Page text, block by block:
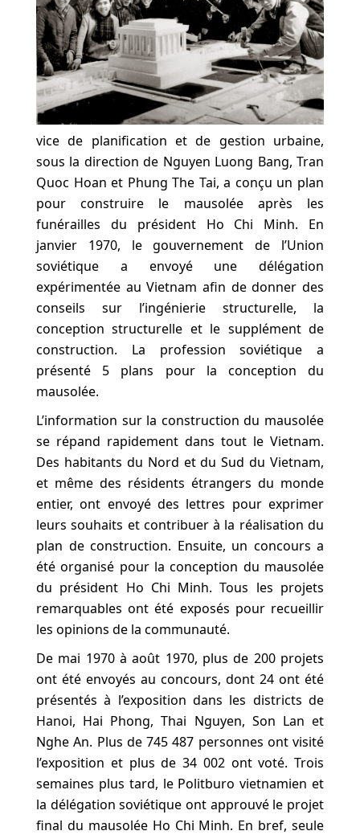
vice de planification et de gestion urbaine,
sous la direction de Nguyen Luong Bang, Tran
Quoc Hoan et Phung The Tai, a conçu un plan
pour construire le mausolée après les
funérailles du président Ho Chi Minh. En
janvier 1970, le gouvernement de l’Union
soviétique a envoyé une délégation
expérimentée au Vietnam afin de donner des
conseils sur l’ingénierie structurelle, la
conception structurelle et le supplément de
construction. La profession soviétique a
présenté 5 plans pour la conception du
mausolée.
L’information sur la construction du mausolée
se répand rapidement dans tout le Vietnam.
Des habitants du Nord et du Sud du Vietnam,
et même des résidents étrangers du monde
entier, ont envoyé des lettres pour exprimer
leurs souhaits et contribuer à la réalisation du
plan de construction. Ensuite, un concours a
été organisé pour la conception du mausolée
du président Ho Chi Minh. Tous les projets
remarquables ont été exposés pour recueillir
les opinions de la communauté.
De mai 1970 à août 1970, plus de 200 projets
ont été envoyés au concours, dont 24 ont été
présentés à l’exposition dans les districts de
Hanoi, Hai Phong, Thai Nguyen, Son Lan et
Nghe An. Plus de 745 487 personnes ont visité
l’exposition et plus de 34 002 ont voté. Trois
semaines plus tard, le Politburo vietnamien et
la délégation soviétique ont approuvé le projet
final du mausolée Ho Chi Minh. En bref, seule